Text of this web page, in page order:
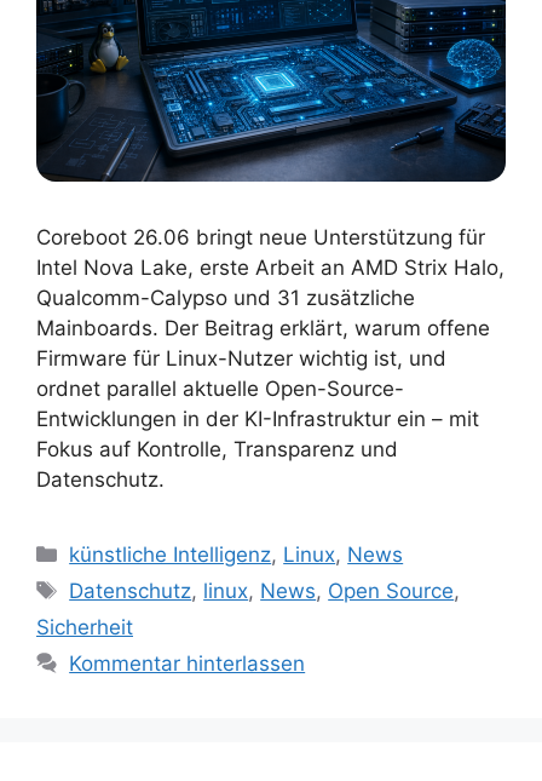
Coreboot 26.06 bringt neue Unterstützung für
Intel Nova Lake, erste Arbeit an AMD Strix Halo,
Qualcomm-Calypso und 31 zusätzliche
Mainboards. Der Beitrag erklärt, warum offene
Firmware für Linux-Nutzer wichtig ist, und
ordnet parallel aktuelle Open-Source-
Entwicklungen in der KI-Infrastruktur ein – mit
Fokus auf Kontrolle, Transparenz und
Datenschutz.
Kategorien
künstliche Intelligenz, Linux, News
Schlagwörter
Datenschutz, linux, News, Open Source,
Sicherheit
Kommentar hinterlassen